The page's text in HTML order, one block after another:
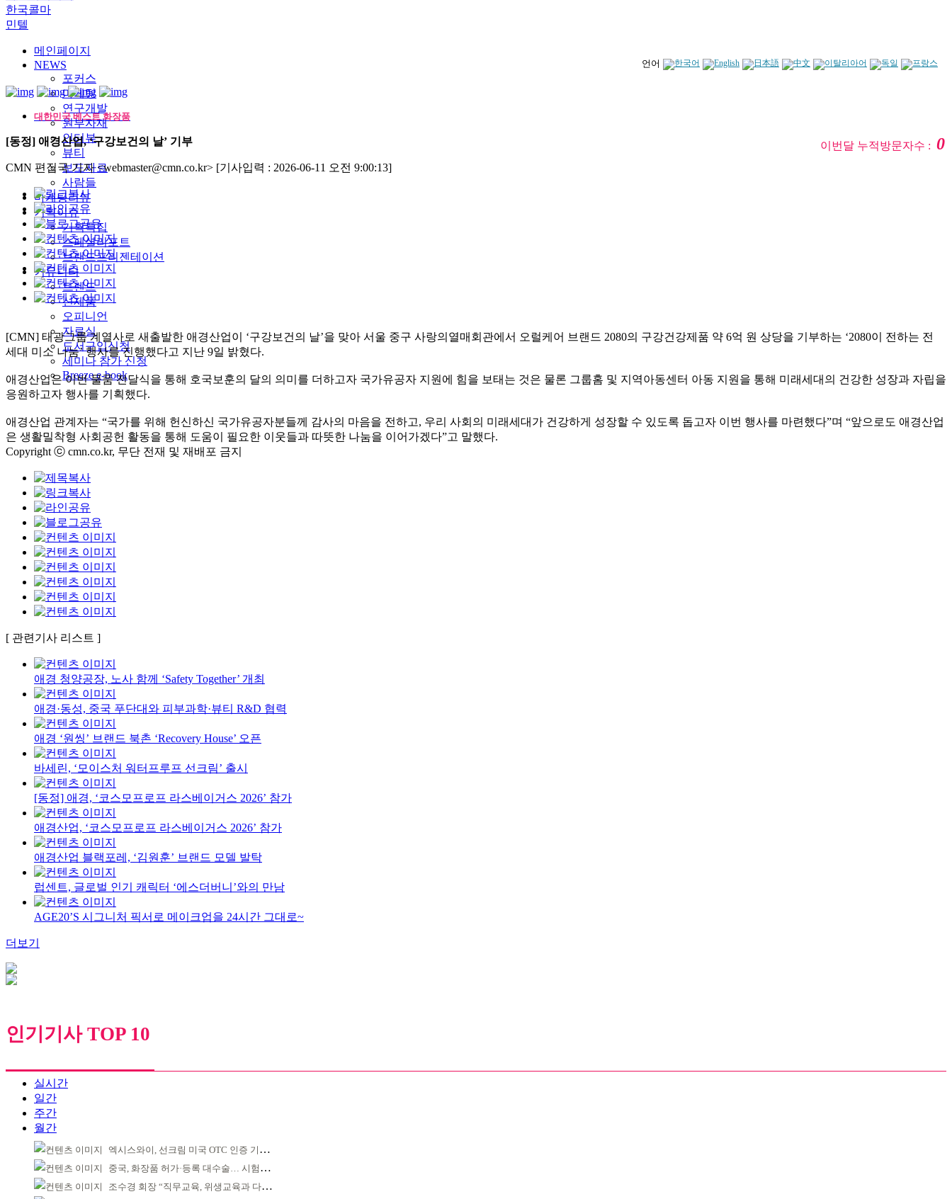
한국콜마
민텔
언어
메인페이지
NEWS
포커스
마케팅
연구개발
원부자재
인터뷰
뷰티
보도자료
사람들
마케팅리뷰
기획이슈
기획특집
스페셜리포트
브랜드프리젠테이션
커뮤니티
트렌드
신제품
오피니언
자료실
도서구입신청
세미나 참가 신청
Breeze e-book
대한민국 베스트 화장품
이번달 누적방문자수 :0
[동정] 애경산업, ‘구강보건의 날’ 기부
CMN 편집국 기자 <webmaster@cmn.co.kr> [기사입력 : 2026-06-11 오전 9:00:13]
[CMN] 태광그룹 계열사로 새출발한 애경산업이 ‘구강보건의 날’을 맞아 서울 중구 사랑의열매회관에서 오럴케어 브랜드 2080의 구강건강제품 약 6억 원 상당을 기부하는 ‘2080이 전하는 전
세대 미소 나눔’ 행사를 진행했다고 지난 9일 밝혔다.
애경산업은 이번 물품 전달식을 통해 호국보훈의 달의 의미를 더하고자 국가유공자 지원에 힘을 보태는 것은 물론 그룹홈 및 지역아동센터 아동 지원을 통해 미래세대의 건강한 성장과 자립을
응원하고자 행사를 기획했다.
애경산업 관계자는 “국가를 위해 헌신하신 국가유공자분들께 감사의 마음을 전하고, 우리 사회의 미래세대가 건강하게 성장할 수 있도록 돕고자 이번 행사를 마련했다”며 “앞으로도 애경산업
은 생활밀착형 사회공헌 활동을 통해 도움이 필요한 이웃들과 따뜻한 나눔을 이어가겠다”고 말했다.
Copyright ⓒ cmn.co.kr, 무단 전재 및 재배포 금지
[ 관련기사 리스트 ]
애경 청양공장, 노사 함께 ‘Safety Together’ 개최
애경·동성, 중국 푸단대와 피부과학·뷰티 R&D 협력
애경 ‘원씽’ 브랜드 북촌 ‘Recovery House’ 오픈
바세린, ‘모이스처 워터프루프 선크림’ 출시
[동정] 애경, ‘코스모프로프 라스베이거스 2026’ 참가
애경산업, ‘코스모프로프 라스베이거스 2026’ 참가
애경산업 블랙포레, ‘김원훈’ 브랜드 모델 발탁
럽센트, 글로벌 인기 캐릭터 ‘에스더버니’와의 만남
AGE20’S 시그니처 픽서로 메이크업을 24시간 그대로~
더보기
인기기사 TOP 10
실시간
일간
주간
월간
엑시스와이, 선크림 미국 OTC 인증 기념 이벤트
중국, 화장품 허가·등록 대수술… 시험자료 공용 허용
조수경 회장 “직무교육, 위생교육과 다르다”